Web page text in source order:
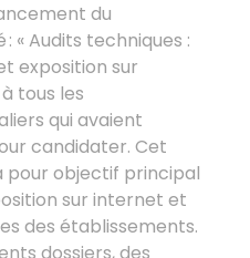
du
« Audits techniques :
exposition sur
tous les
qui avaient
candidater. Cet
objectif principal
sur internet et
des établissements.